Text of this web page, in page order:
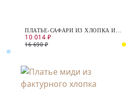
ПЛАТЬЕ-САФАРИ ИЗ ХЛОПКА И
ЛЬНА
10 014 ₽
16 690 ₽